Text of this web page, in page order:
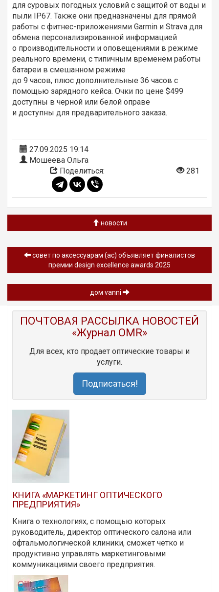
для суровых погодных условий с защитой от воды и
пыли IP67. Также они предназначены для прямой
работы с фитнес-приложениями Garmin и Strava для
обмена персонализированной информацией
о производительности и оповещениями в режиме
реального времени, с типичным временем работы
батареи в смешанном режиме
до 9 часов, плюс дополнительные 36 часов с
помощью зарядного кейса. Очки по цене $499
доступны в черной или белой оправе
и доступны для предварительного заказа.
27.09.2025 19:14
Мошеева Ольга
Поделиться:
281
новости
совет по аксессуарам (ac) объявляет финалистов
премии design excellence awards 2025
дом vanni
ПОЧТОВАЯ РАССЫЛКА НОВОСТЕЙ
«Журнал OMR»
Для всех, кто продает оптические товары и
услуги.
Подписаться!
КНИГА «МАРКЕТИНГ ОПТИЧЕСКОГО
ПРЕДПРИЯТИЯ»
Книга о технологиях, с помощью которых
руководитель, директор оптического салона или
офтальмологической клиники, сможет четко и
продуктивно управлять маркетинговыми
коммуникациями своего предприятия.